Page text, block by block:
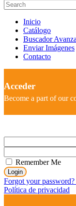
Inicio
Catálogo
Buscador
Enviar Imágenes
Contacto
Acceder
Become a part of our
Remember Me
Login
Forgot your
Política de privacidad